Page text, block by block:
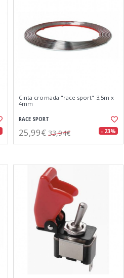
Cinta cromada "race sport" 3,5m x
4mm
RACE SPORT
25,99€ 33,94€ - 23%